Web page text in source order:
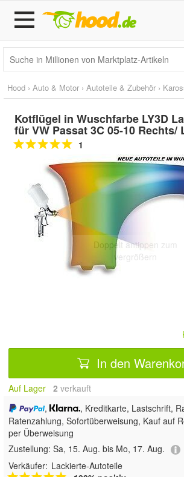
Hood › Auto & Motor › Autoteile & Zubehör ›
Kotflügel in Wuschfarbe LY3D
für VW Passat 3C 05-10 Rechts/
1
Doppelt antippen zum
vergrößern
In den
Auf Lager 2 verkauft
,
, Kreditkarte, Lastschrift,
Ratenzahlung, Sofortüberweisung, Kauf auf
per Überweisung
Zustellung: Sa, 15. Aug. bis Mo, 17. Aug.
Verkäufer: Lackierte-Autoteile